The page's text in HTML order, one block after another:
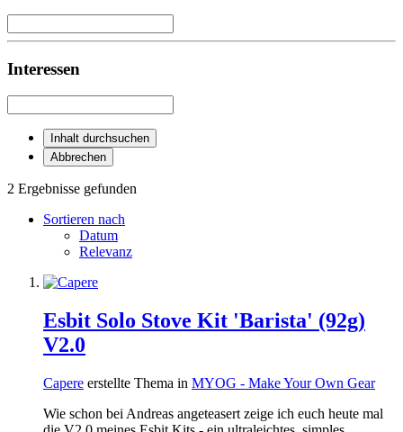
Interessen
Inhalt durchsuchen
Abbrechen
2 Ergebnisse gefunden
Sortieren nach
Datum
Relevanz
Esbit Solo Stove Kit 'Barista' (92g)
V2.0
Capere erstellte Thema in MYOG - Make Your Own Gear
Wie schon bei Andreas angeteasert zeige ich euch heute mal